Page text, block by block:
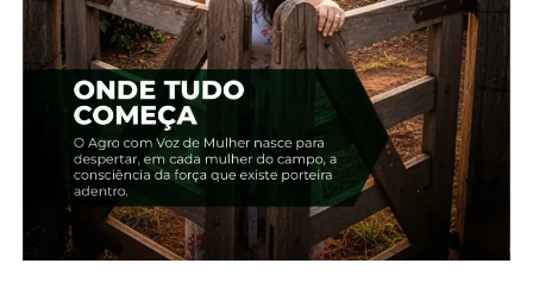
10 de janeiro, 2025
Em "Paraná"
20 de setembro, 2024
Em "Paraná"
Retomada das
exportações de frango
para a Malásia terá reflexo
positivo no Paraná
29 de outubro, 2025
Em "Paraná"